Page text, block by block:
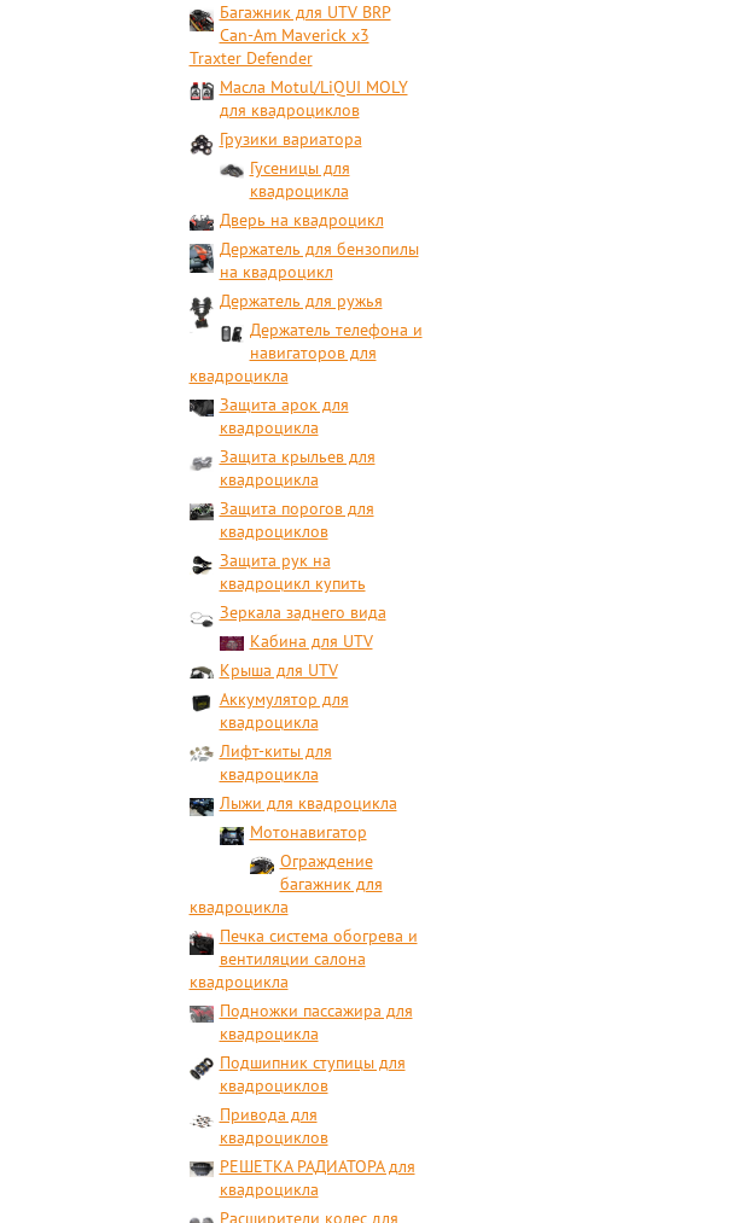
Багажник для UTV BRP
Can-Am Maverick x3
Traxter Defender
Масла Motul/LiQUI MOLY
для квадроциклов
Грузики вариатора
Гусеницы для
квадроцикла
Дверь на квадроцикл
Держатель для бензопилы
на квадроцикл
Держатель для ружья
Держатель телефона и
навигаторов для
квадроцикла
Защита арок для
квадроцикла
Защита крыльев для
квадроцикла
Защита порогов для
квадроциклов
Защита рук на
квадроцикл купить
Зеркала заднего вида
Кабина для UTV
Крыша для UTV
Аккумулятор для
квадроцикла
Лифт-киты для
квадроцикла
Лыжи для квадроцикла
Мотонавигатор
Ограждение
багажник для
квадроцикла
Печка система обогрева и
вентиляции салона
квадроцикла
Подножки пассажира для
квадроцикла
Подшипник ступицы для
квадроциклов
Привода для
квадроциклов
РЕШЕТКА РАДИАТОРА для
квадроцикла
Расширители колес для